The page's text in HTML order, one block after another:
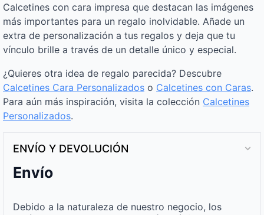
Calcetines con cara impresa que destacan las imágenes
más importantes para un regalo inolvidable. Añade un
extra de personalización a tus regalos y deja que tu
vínculo brille a través de un detalle único y especial.
¿Quieres otra idea de regalo parecida? Descubre
Calcetines Cara Personalizados o Calcetines con Caras.
Para aún más inspiración, visita la colección Calcetines
Personalizados.
ENVÍO Y DEVOLUCIÓN
Envío
Debido a la naturaleza de nuestro negocio, los